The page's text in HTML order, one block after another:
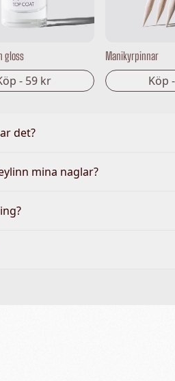
gloss
- 59 kr
Manikyrpinnar
Köp -
det?
mina naglar?